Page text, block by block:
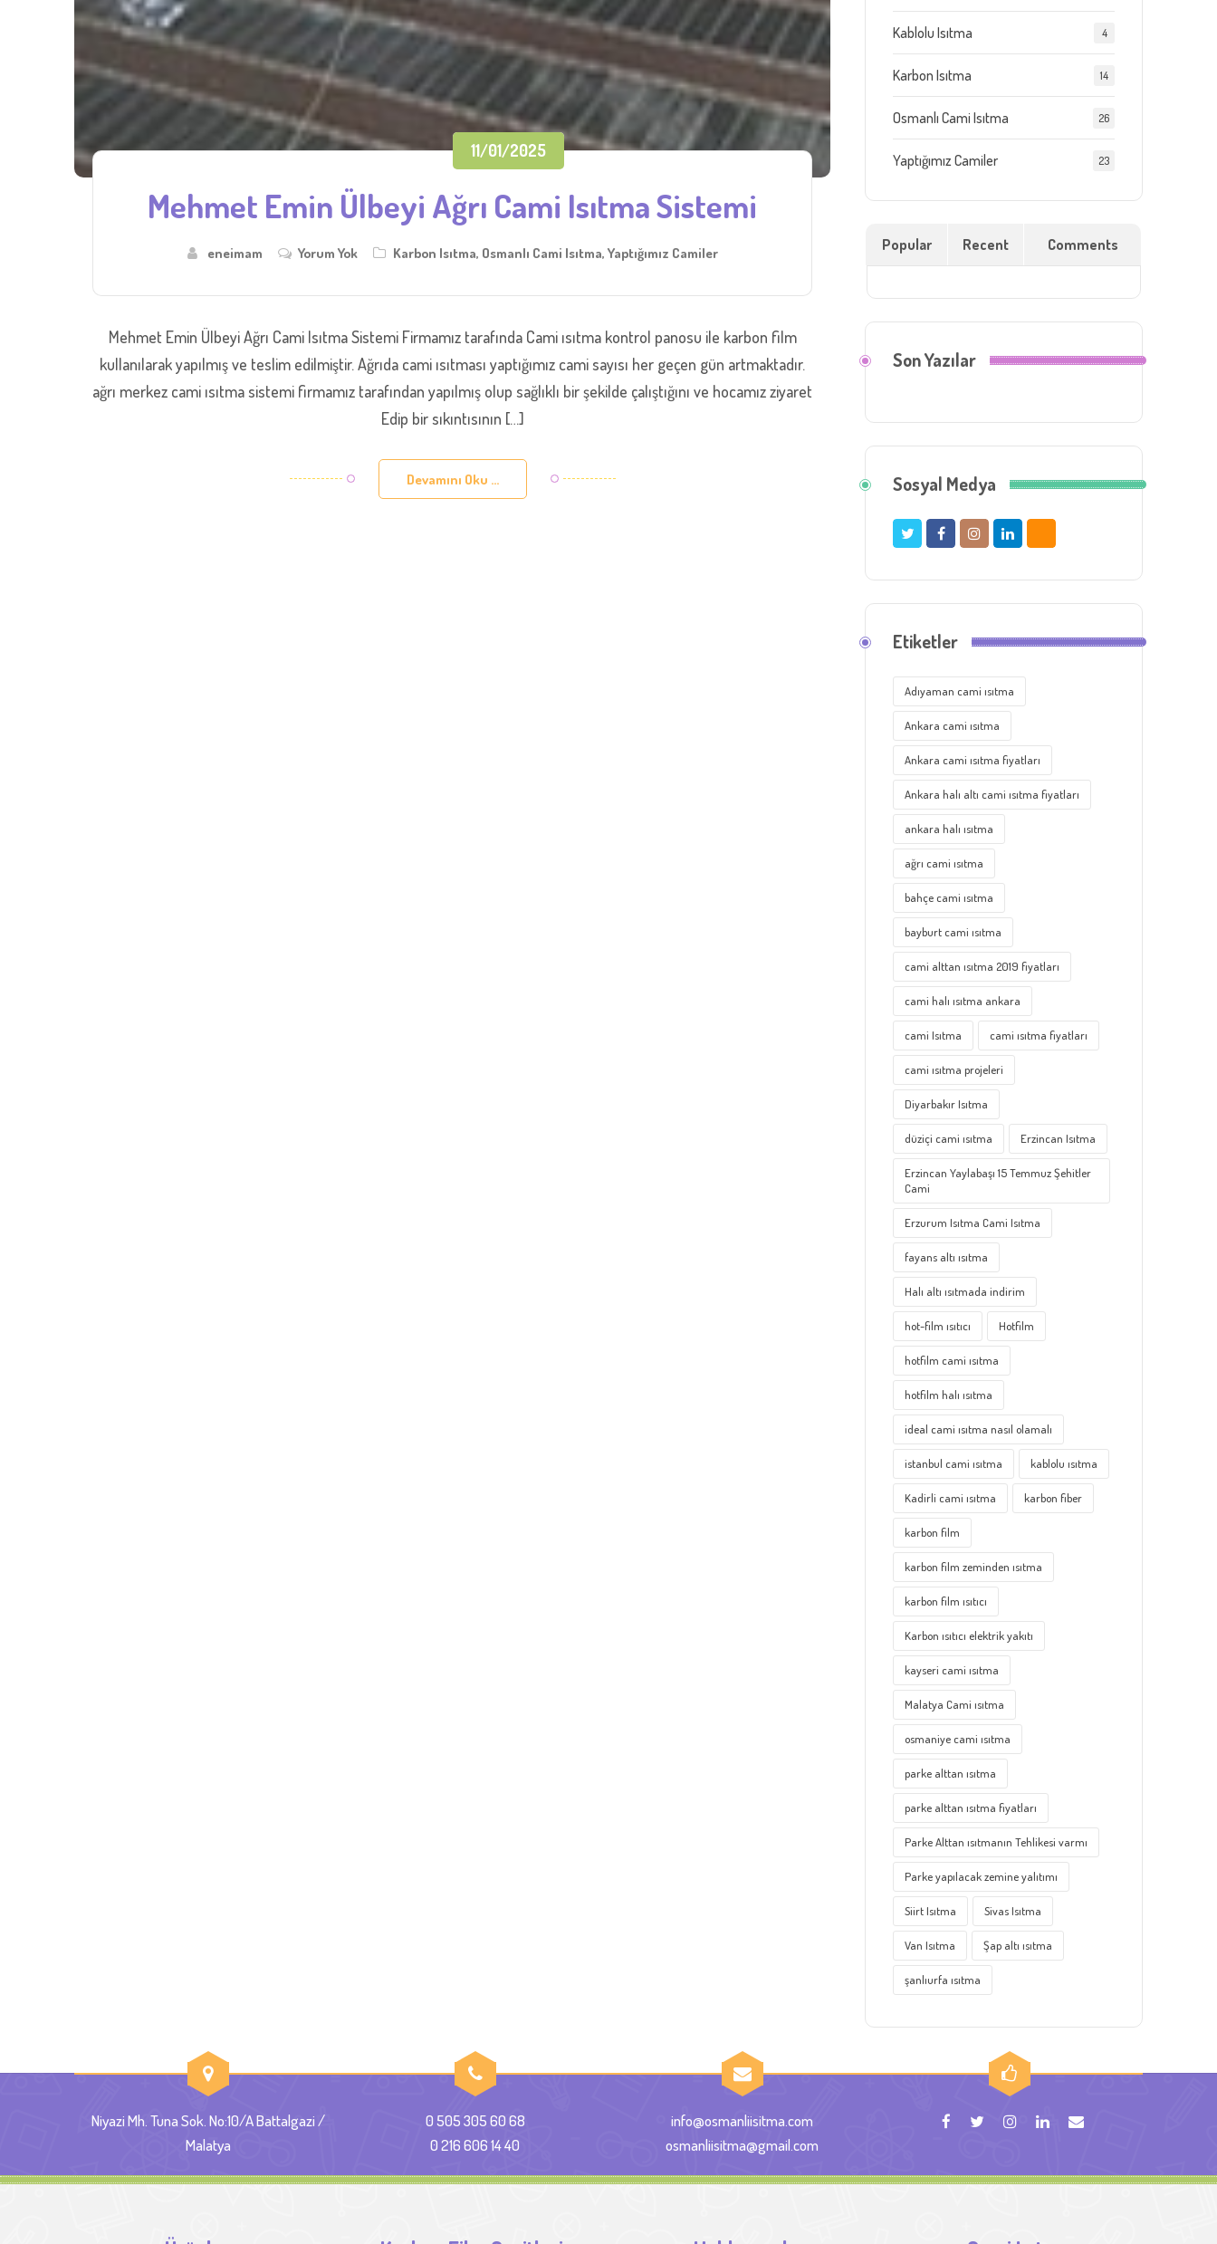
11/01/2025
Mehmet Emin Ülbeyi Ağrı Cami Isıtma Sistemi
eneimam Yorum Yok Karbon Isıtma, Osmanlı Cami Isıtma, Yaptığımız Camiler
Mehmet Emin Ülbeyi Ağrı Cami Isıtma Sistemi Firmamız tarafında Cami ısıtma kontrol panosu ile karbon film
kullanılarak yapılmış ve teslim edilmiştir. Ağrıda cami ısıtması yaptığımız cami sayısı her geçen gün artmaktadır.
ağrı merkez cami ısıtma sistemi firmamız tarafından yapılmış olup sağlıklı bir şekilde çalıştığını ve hocamız ziyaret
Edip bir sıkıntısının […]
Devamını Oku ...
Kablolu Isıtma 4
Karbon Isıtma 14
Osmanlı Cami Isıtma 26
Yaptığımız Camiler 23
Popular Recent Comments
Son Yazılar
Sosyal Medya
Etiketler
Adıyaman cami ısıtma
Ankara cami ısıtma
Ankara cami ısıtma fiyatları
Ankara halı altı cami ısıtma fiyatları
ankara halı ısıtma
ağrı cami ısıtma
bahçe cami ısıtma
bayburt cami ısıtma
cami alttan ısıtma 2019 fiyatları
cami halı ısıtma ankara
cami Isıtma cami ısıtma fiyatları
cami ısıtma projeleri
Diyarbakır Isıtma
düziçi cami ısıtma Erzincan Isıtma
Erzincan Yaylabaşı 15 Temmuz Şehitler
Cami
Erzurum Isıtma Cami Isıtma
fayans altı ısıtma
Halı altı ısıtmada indirim
hot-film ısıtıcı Hotfilm
hotfilm cami ısıtma
hotfilm halı ısıtma
ideal cami ısıtma nasıl olamalı
istanbul cami ısıtma kablolu ısıtma
Kadirli cami ısıtma karbon fiber
karbon film
karbon film zeminden ısıtma
karbon film ısıtıcı
Karbon ısıtıcı elektrik yakıtı
kayseri cami ısıtma
Malatya Cami ısıtma
osmaniye cami ısıtma
parke alttan ısıtma
parke alttan ısıtma fiyatları
Parke Alttan ısıtmanın Tehlikesi varmı
Parke yapılacak zemine yalıtımı
Siirt Isıtma Sivas Isıtma
Van Isıtma Şap altı ısıtma
şanlıurfa ısıtma
Niyazi Mh. Tuna Sok. No:10/A Battalgazi /
Malatya
0 505 305 60 68
0 216 606 14 40
info@osmanliisitma.com
osmanliisitma@gmail.com